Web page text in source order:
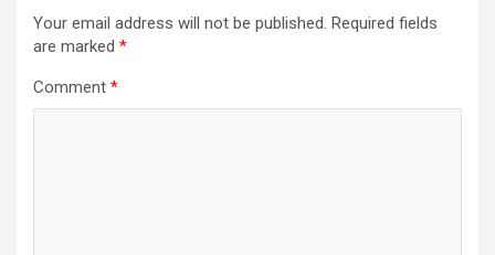
Your email address will not be published. Required fields
are marked *
Comment *